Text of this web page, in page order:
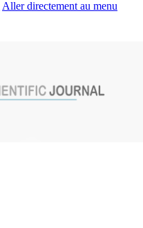
Aller directement au menu